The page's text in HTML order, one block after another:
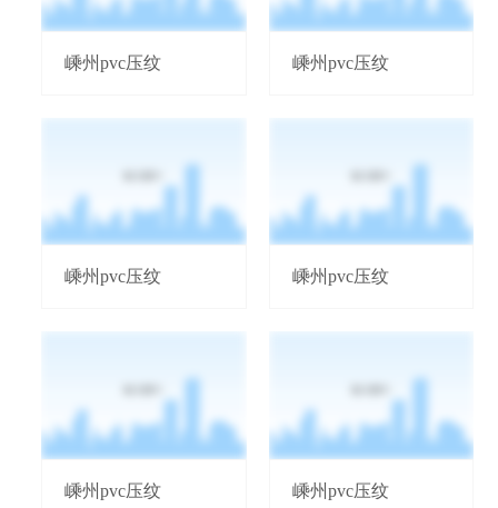
嵊州pvc压纹 嵊州pvc压纹
嵊州pvc压纹 嵊州pvc压纹
嵊州pvc压纹 嵊州pvc压纹